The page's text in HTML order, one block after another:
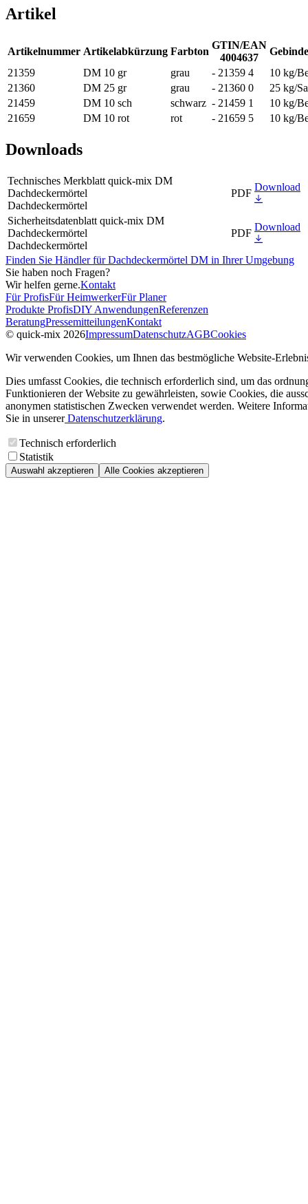
Artikel
Artikelnummer Artikelabkürzung Farbton
GTIN/EAN
4004637
21359
DM 10 gr grau - 21359 4
10 kg/
21360
DM 25 gr grau - 21360 0
25 kg/
21459
DM 10 sch schwarz - 21459 1
10 kg/
21659
DM 10 rot rot - 21659 5 10 kg/
Downloads
Technisches Merkblatt quick-mix DM
Dachdeckermörtel
Dachdeckermörtel
PDF
Download
Sicherheitsdatenblatt quick-mix DM
Dachdeckermörtel
Dachdeckermörtel
PDF
Download
Finden Sie Händler für Dachdeckermörtel DM in Ihrer Umgebung
Sie haben noch Fragen?
Wir helfen gerne.Kontakt
Für ProfisFür HeimwerkerFür Planer
Produkte ProfisDIY AnwendungenReferenzen
BeratungPressemitteilungenKontakt
© quick-mix 2026ImpressumDatenschutzAGBCookies
Wir verwenden Cookies, um Ihnen das bestmögliche Website-
Dies umfasst Cookies, die technisch erforderlich sind, um das
Funktionieren der Website zu gewährleisten, sowie Cookies, die
anonymen statistischen Zwecken verwendet werden. Weitere
Sie in unsererDatenschutzerklärung.
Technisch erforderlich
Statistik
Auswahl akzeptieren Alle Cookies akzeptieren